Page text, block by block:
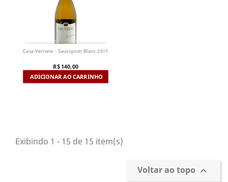
Casa Verrone - Sauvignon Blanc 2017
R$ 140,00
ADICIONAR AO CARRINHO
Exibindo 1 - 15 de 15 item(s)
Voltar ao topo 